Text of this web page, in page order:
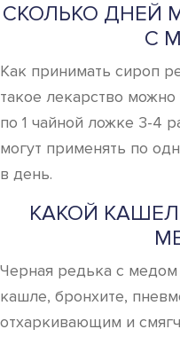
СКОЛЬКО ДНЕЙ
С
Как принимать сироп
такое лекарство
по 1 чайной ложке 3-4
могут применять по
в день.
КАКОЙ
Черная редька с
кашле, бронхите,
отхаркивающим и